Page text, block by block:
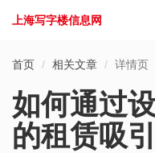
上海写字楼信息网
首页 相关文章 详情页
如何通过
的租赁吸